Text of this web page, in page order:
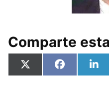
Comparte
Compartir
en
X
(
Compartir
en
F
a
en
L
i